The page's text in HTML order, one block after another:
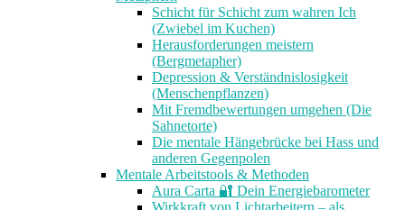
Schicht für Schicht zum wahren Ich
(Zwiebel im Kuchen)
Herausforderungen meistern
(Bergmetapher)
Depression & Verständnislosigkeit
(Menschenpflanzen)
Mit Fremdbewertungen umgehen (Die
Sahnetorte)
Die mentale Hängebrücke bei Hass und
anderen Gegenpolen
Mentale Arbeitstools & Methoden
Aura Carta 🔐 Dein Energiebarometer
Wirkkraft von Lichtarbeitern – als